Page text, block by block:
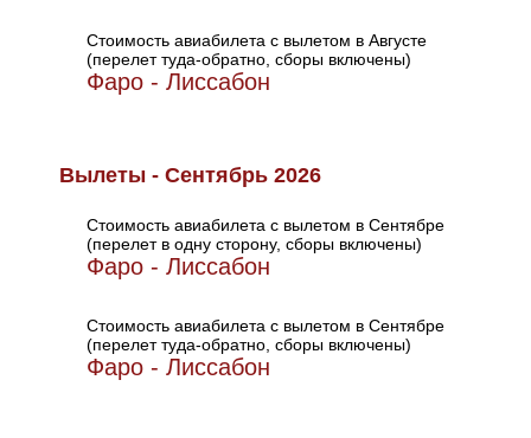
Стоимость авиабилета с вылетом в Августе
(перелет туда-обратно, сборы включены)
Фаро - Лиссабон
Вылеты - Сентябрь 2026
Стоимость авиабилета с вылетом в Сентябре
(перелет в одну сторону, сборы включены)
Фаро - Лиссабон
Стоимость авиабилета с вылетом в Сентябре
(перелет туда-обратно, сборы включены)
Фаро - Лиссабон